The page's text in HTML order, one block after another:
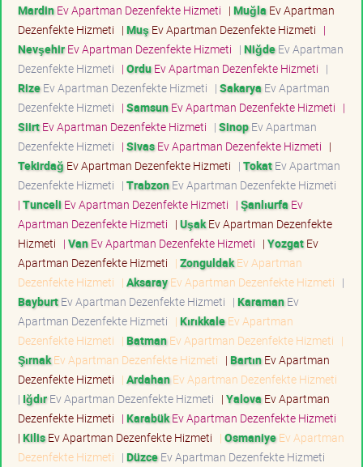
MardinEv Apartman Dezenfekte Hizmeti | Muğla Ev Apartman
Dezenfekte Hizmeti | Muş Ev Apartman Dezenfekte Hizmeti |
NevşehirEv Apartman Dezenfekte Hizmeti | NiğdeEv Apartman
Dezenfekte Hizmeti | OrduEv Apartman Dezenfekte Hizmeti |
RizeEv Apartman Dezenfekte Hizmeti | Sakarya Ev Apartman
Dezenfekte Hizmeti | SamsunEv Apartman Dezenfekte Hizmeti |
SiirtEv Apartman Dezenfekte Hizmeti | SinopEv Apartman
Dezenfekte Hizmeti | SivasEv Apartman Dezenfekte Hizmeti |
Tekirdağ Ev Apartman Dezenfekte Hizmeti | TokatEv Apartman
Dezenfekte Hizmeti | TrabzonEv Apartman Dezenfekte Hizmeti
| Tunceli Ev Apartman Dezenfekte Hizmeti | Şanlıurfa Ev
Apartman Dezenfekte Hizmeti | UşakEv Apartman Dezenfekte
Hizmeti | VanEv Apartman Dezenfekte Hizmeti | YozgatEv
Apartman Dezenfekte Hizmeti | ZonguldakEv Apartman
Dezenfekte Hizmeti | AksarayEv Apartman Dezenfekte Hizmeti |
BayburtEv Apartman Dezenfekte Hizmeti | KaramanEv
Apartman Dezenfekte Hizmeti | KırıkkaleEv Apartman
Dezenfekte Hizmeti | BatmanEv Apartman Dezenfekte Hizmeti |
ŞırnakEv Apartman Dezenfekte Hizmeti | BartınEv Apartman
Dezenfekte Hizmeti | ArdahanEv Apartman Dezenfekte Hizmeti
| IğdırEv Apartman Dezenfekte Hizmeti | Yalova Ev Apartman
Dezenfekte Hizmeti | KarabükEv Apartman Dezenfekte Hizmeti
| KilisEv Apartman Dezenfekte Hizmeti | OsmaniyeEv Apartman
Dezenfekte Hizmeti | DüzceEv Apartman Dezenfekte Hizmeti